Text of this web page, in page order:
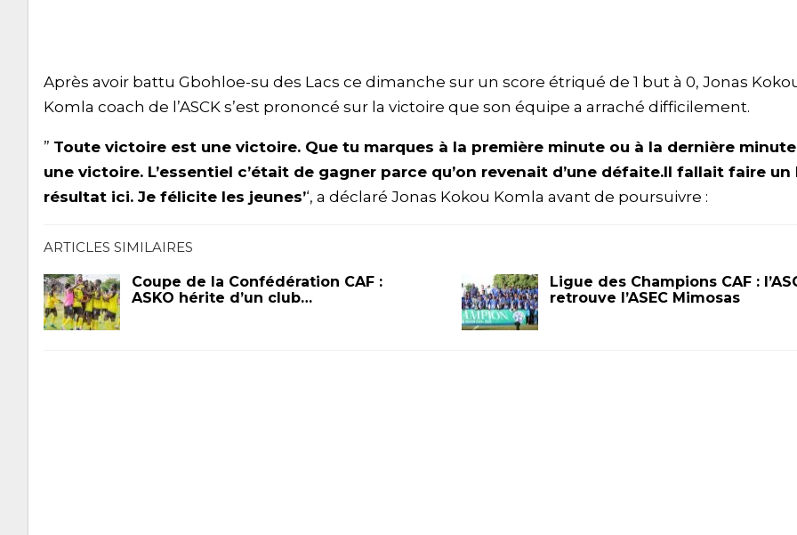
Après avoir battu Gbohloe-su des Lacs ce dimanche sur un score étriqué de 1 but à 0, Jonas
Komla coach de l’ASCK s’est prononcé sur la victoire que son équipe a arraché difficilement.
” Toute victoire est une victoire. Que tu marques à la première minute ou à la dernière minute
une victoire. L’essentiel c’était de gagner parce qu’on revenait d’une défaite.Il fallait faire un
résultat ici. Je félicite les jeunes’‘, a déclaré Jonas Kokou Komla avant de poursuivre :
ARTICLES SIMILAIRES
Coupe de la Confédération CAF :
ASKO hérite d’un club…
Ligue des Champions CAF :
retrouve l’ASEC Mimosas